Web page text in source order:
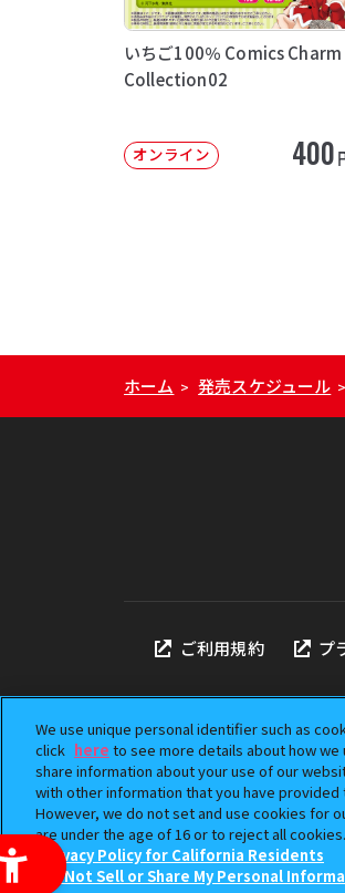
いちご100％ Comics Charm
Collection02
オンライン 400
ホーム > 発売スケジュール >
ご利用規約 プ
We use unique personal identifier such as
click here to see more details about how
share information about your use of our
with other information that you have
However, we do not set and use cookies for
are under the age of 16 or to reject all
Privacy Policy for California Residents
Do Not Sell or Share My Personal